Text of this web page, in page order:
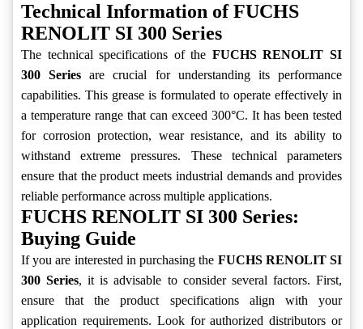
Technical Information of FUCHS
RENOLIT SI 300 Series
The technical specifications of the FUCHS RENOLIT SI
300 Series are crucial for understanding its performance
capabilities. This grease is formulated to operate effectively in
a temperature range that can exceed 300°C. It has been tested
for corrosion protection, wear resistance, and its ability to
withstand extreme pressures. These technical parameters
ensure that the product meets industrial demands and provides
reliable performance across multiple applications.
FUCHS RENOLIT SI 300 Series:
Buying Guide
If you are interested in purchasing the FUCHS RENOLIT SI
300 Series, it is advisable to consider several factors. First,
ensure that the product specifications align with your
application requirements. Look for authorized distributors or